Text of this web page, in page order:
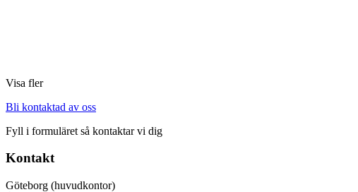
Visa fler
Bli kontaktad av oss
Fyll i formuläret så kontaktar vi dig
Kontakt
Göteborg (huvudkontor)